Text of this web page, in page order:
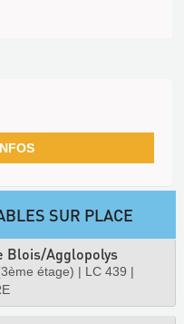
SUR PLACE
Blois/Agglopolys
étage) | LC 439 |